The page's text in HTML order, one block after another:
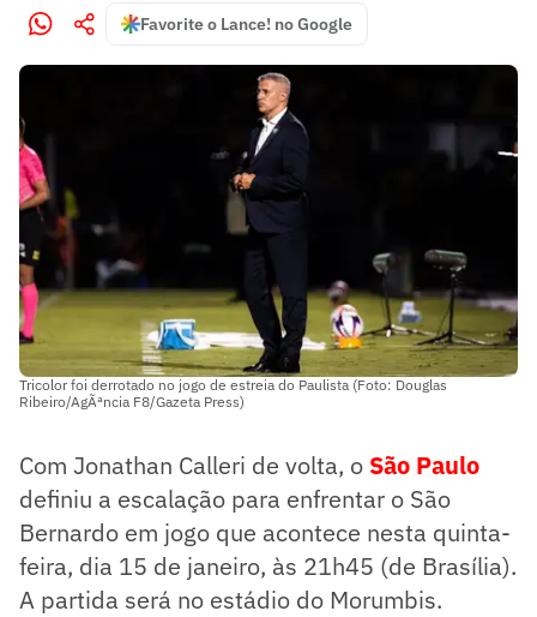
Favorite o Lance! no Google
Tricolor foi derrotado no jogo de estreia do Paulista (Foto: Douglas
Ribeiro/AgÃªncia F8/Gazeta Press)
Com Jonathan Calleri de volta, o São Paulo
definiu a escalação para enfrentar o São
Bernardo em jogo que acontece nesta quinta-
feira, dia 15 de janeiro, às 21h45 (de Brasília).
A partida será no estádio do Morumbis.